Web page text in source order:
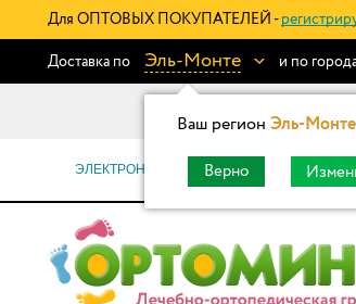
Для ОПТОВЫХ ПОКУПАТЕЛЕЙ -
Доставка по Эль-Монте
Ваш регион Эль-Монте
Верно
и по
ЭЛЕКТРОННЫЕ СЕРТИФИКАТЫ